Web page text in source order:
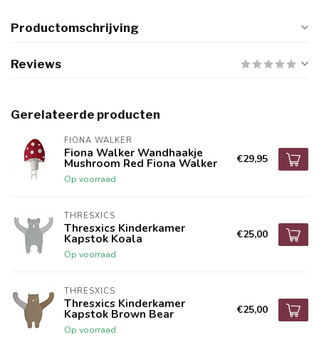
Productomschrijving
Reviews
Gerelateerde producten
FIONA WALKER
Fiona Walker Wandhaakje
Mushroom Red Fiona Walker
Op voorraad
€29,95
THRESXICS
Thresxics Kinderkamer
Kapstok Koala
Op voorraad
€25,00
THRESXICS
Thresxics Kinderkamer
Kapstok Brown Bear
Op voorraad
€25,00